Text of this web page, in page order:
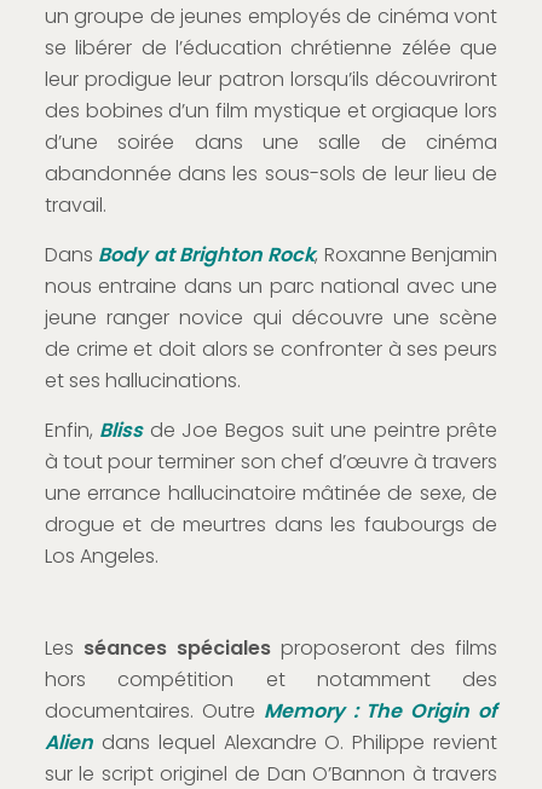
un groupe de jeunes employés de cinéma vont
se libérer de l’éducation chrétienne zélée que
leur prodigue leur patron lorsqu’ils découvriront
des bobines d’un film mystique et orgiaque lors
d’une soirée dans une salle de cinéma
abandonnée dans les sous-sols de leur lieu de
travail.
Dans Body at Brighton Rock, Roxanne Benjamin
nous entraine dans un parc national avec une
jeune ranger novice qui découvre une scène
de crime et doit alors se confronter à ses peurs
et ses hallucinations.
Enfin, Blissde Joe Begos suit une peintre prête
à tout pour terminer son chef d’œuvre à travers
une errance hallucinatoire mâtinée de sexe, de
drogue et de meurtres dans les faubourgs de
Los Angeles.
Les séances spécialesproposeront des films
hors compétition et notamment des
documentaires. Outre Memory : The Origin of
Aliendans lequel Alexandre O. Philippe revient
sur le script originel de Dan O’Bannon à travers